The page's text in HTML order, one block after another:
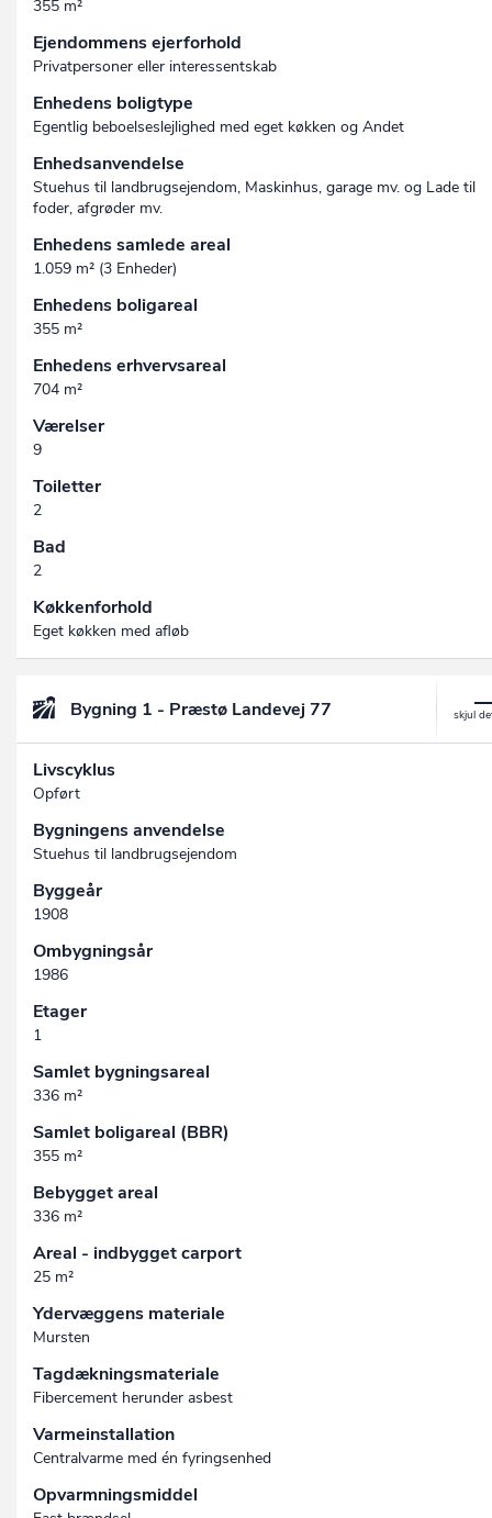
355 m²
Ejendommens ejerforhold
Privatpersoner eller interessentskab
Enhedens boligtype
Egentlig beboelseslejlighed med eget køkken og Andet
Enhedsanvendelse
Stuehus til landbrugsejendom, Maskinhus, garage mv. og Lade til
foder, afgrøder mv.
Enhedens samlede areal
1.059 m² (3 Enheder)
Enhedens boligareal
355 m²
Enhedens erhvervsareal
704 m²
Værelser
9
Toiletter
2
Bad
2
Køkkenforhold
Eget køkken med afløb
Bygning 1 - Præstø Landevej 77
Livscyklus
Opført
Bygningens anvendelse
Stuehus til landbrugsejendom
Byggeår
1908
Ombygningsår
1986
Etager
1
Samlet bygningsareal
336 m²
Samlet boligareal (BBR)
355 m²
Bebygget areal
336 m²
Areal - indbygget carport
25 m²
Ydervæggens materiale
Mursten
Tagdækningsmateriale
Fibercement herunder asbest
Varmeinstallation
Centralvarme med én fyringsenhed
Opvarmningsmiddel